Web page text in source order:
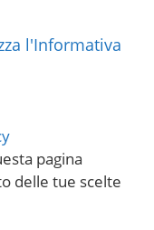
l'Informativa
pagina
delle tue scelte